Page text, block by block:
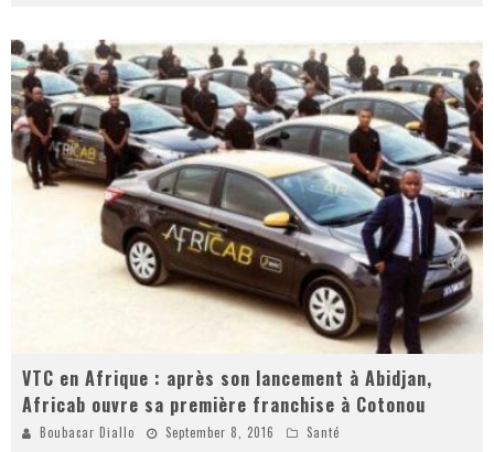
VTC en Afrique : après son lancement à Abidjan,
Africab ouvre sa première franchise à Cotonou
Boubacar Diallo September 8, 2016 Santé